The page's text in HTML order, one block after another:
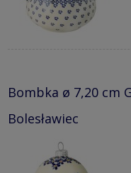
Bombka ø 7,20 cm
Bolesławiec